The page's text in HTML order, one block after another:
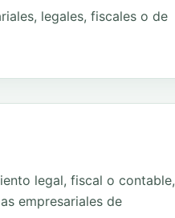
legales, fiscales o de
legal, fiscal o contable,
empresariales de